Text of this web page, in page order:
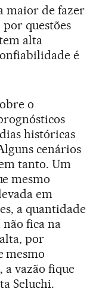
maior de fazer
por questões
alta
é
o
históricas
cenários
tanto. Um
mesmo
em
a quantidade
não fica na
por
mesmo
a vazão fique
Seluchi.